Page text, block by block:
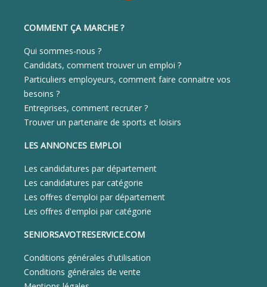
COMMENT ÇA MARCHE ?
Qui sommes-nous ?
Candidats, comment trouver un emploi ?
Particuliers employeurs, comment faire connaitre vos
besoins ?
Entreprises, comment recruter ?
Trouver un partenaire de sports et loisirs
LES ANNONCES EMPLOI
Les candidatures par département
Les candidatures par catégorie
Les offres d'emploi par département
Les offres d'emploi par catégorie
SENIORSAVOTRESERVICE.COM
Conditions générales d'utilisation
Conditions générales de vente